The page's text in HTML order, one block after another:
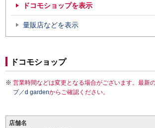
ドコモショップを表示
量販店などを表示
ドコモショップ
営業時間などは変更となる場合がございます。最新
プ／d gardenからご確認ください。
店舗名